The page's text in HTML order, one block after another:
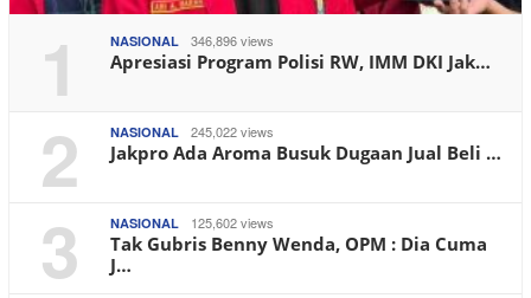
1 NASIONAL 346,896 views
Apresiasi Program Polisi RW, IMM DKI Jak…
2 NASIONAL 245,022 views
Jakpro Ada Aroma Busuk Dugaan Jual Beli …
3 NASIONAL 125,602 views
Tak Gubris Benny Wenda, OPM : Dia Cuma
J…